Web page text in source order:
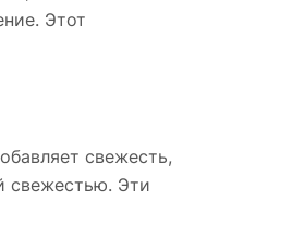
Этот
свежесть,
свежестью. Эти